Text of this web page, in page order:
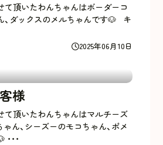
2025年06月10日
て頂いたわんちゃんはボーダーコ
、ダックスのメルちゃんです🐶 キ
様
て頂いたわんちゃんはマルチーズ
ん、シーズーのモコちゃん、ポメ
･･･